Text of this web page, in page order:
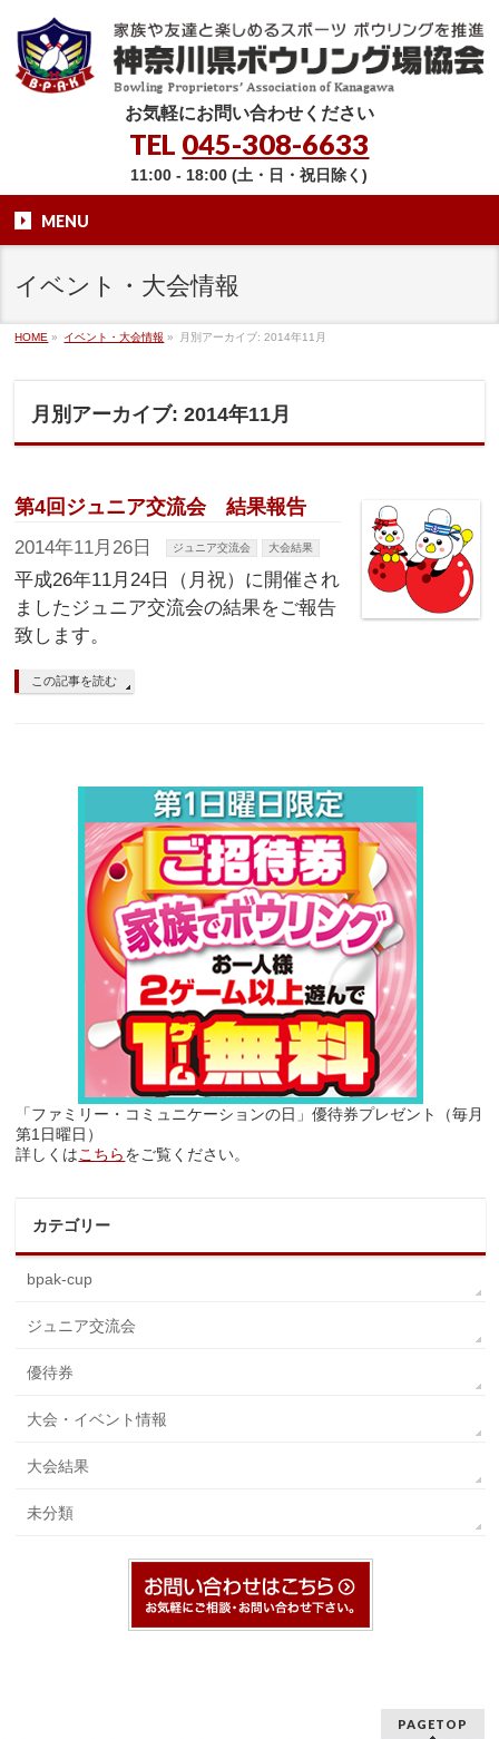
お気軽にお問い合わせください
TEL 045-308-6633
11:00 - 18:00 (土・日・祝日除く)
MENU
イベント・大会情報
HOME » イベント・大会情報 » 月別アーカイブ: 2014年11月
月別アーカイブ: 2014年11月
第4回ジュニア交流会 結果報告
2014年11月26日 ジュニア交流会 大会結果
平成26年11月24日（月祝）に開催され
ましたジュニア交流会の結果をご報告
致します。
この記事を読む
「ファミリー・コミュニケーションの日」優待券プレゼント（毎月
第1日曜日）
詳しくはこちらをご覧ください。
カテゴリー
bpak-cup
ジュニア交流会
優待券
大会・イベント情報
大会結果
未分類
PAGETOP